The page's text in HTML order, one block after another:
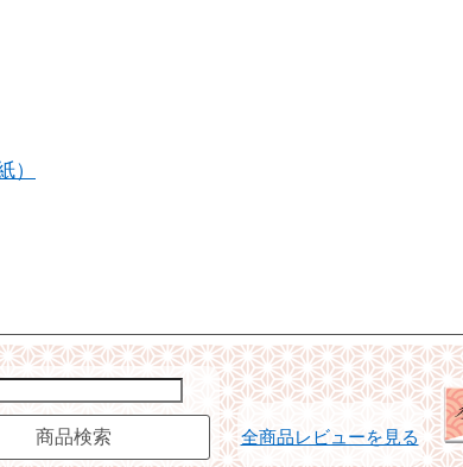
）
全商品レビューを見る